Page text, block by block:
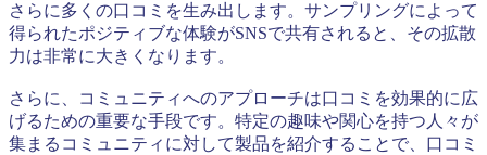
さらに多くの口コミを生み出します。サンプリングによって
得られたポジティブな体験がSNSで共有されると、その拡散
力は非常に大きくなります。
さらに、コミュニティへのアプローチは口コミを効果的に広
げるための重要な手段です。特定の趣味や関心を持つ人々が
集まるコミュニティに対して製品を紹介することで、口コミ